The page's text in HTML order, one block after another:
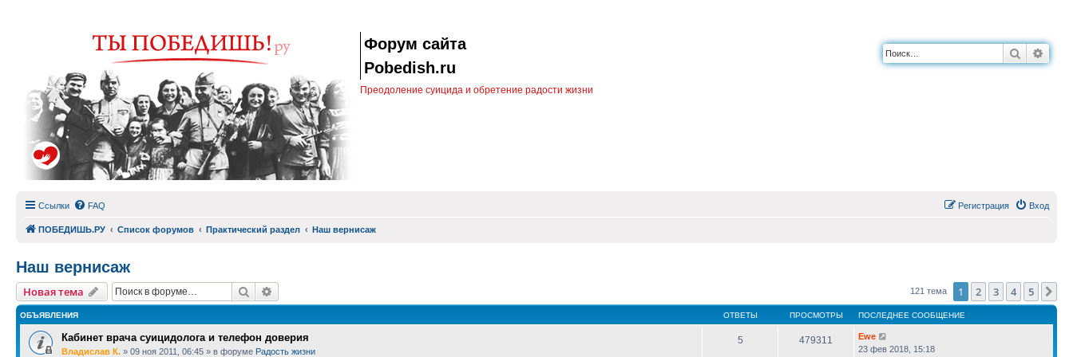
Форум сайта
Pobedish.ru
Преодоление суицида и обретение радости жизни
Поиск
Ссылки FAQ Вход
Регистрация
ПОБЕДИШЬ.РУ Список форумов Практический раздел Наш вернисаж
Наш вернисаж
Новая тема Поиск 121 тема 1 2 3 4 5
ОБЪЯВЛЕНИЯ ОТВЕТЫ ПРОСМОТРЫ ПОСЛЕДНЕЕ СООБЩЕНИЕ
Кабинет врача суицидолога и телефон доверия
Владислав К. » 09 ноя 2011, 06:45 » в форуме Радость жизни
5 479311
Ewe
23 фев 2018, 15:18